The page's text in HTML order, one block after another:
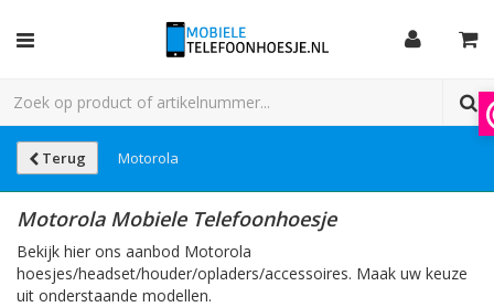
Terug Motorola
Motorola Mobiele Telefoonhoesje
Bekijk hier ons aanbod Motorola
hoesjes/headset/houder/opladers/accessoires. Maak uw keuze
uit onderstaande modellen.